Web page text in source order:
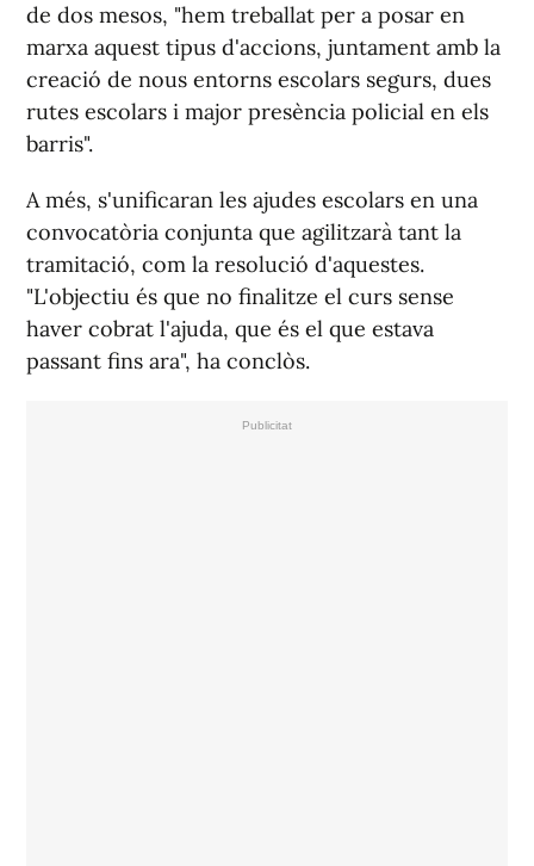
de dos mesos, "hem treballat per a posar en
marxa aquest tipus d'accions, juntament amb la
creació de nous entorns escolars segurs, dues
rutes escolars i major presència policial en els
barris".
A més, s'unificaran les ajudes escolars en una
convocatòria conjunta que agilitzarà tant la
tramitació, com la resolució d'aquestes.
"L'objectiu és que no finalitze el curs sense
haver cobrat l'ajuda, que és el que estava
passant fins ara", ha conclòs.